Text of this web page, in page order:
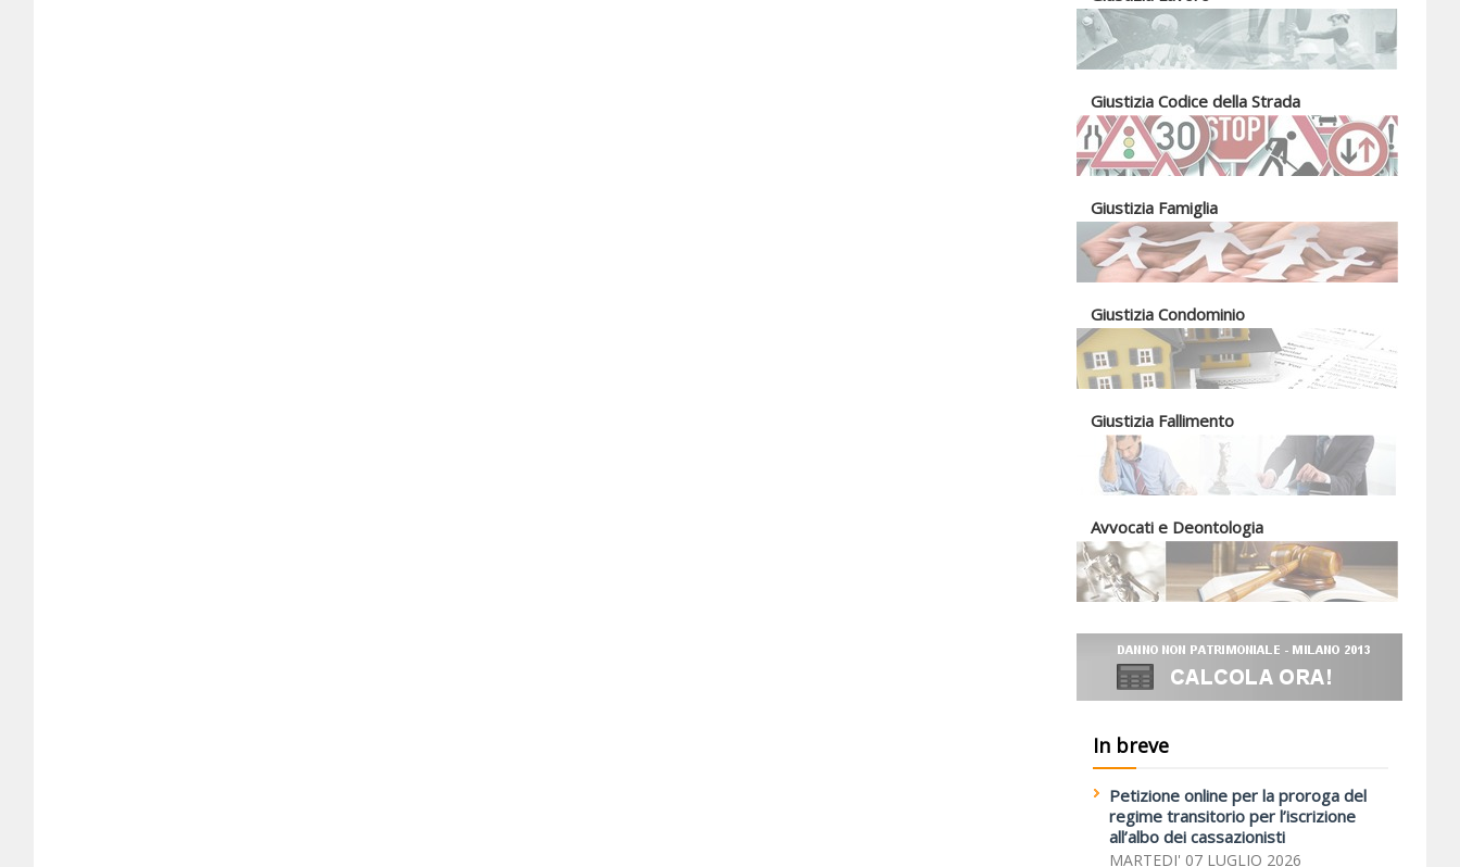
Giustizia Codice della Strada
Giustizia Famiglia
Giustizia Condominio
Giustizia Fallimento
Avvocati e Deontologia
In breve
Petizione online per la proroga del
regime transitorio per l’iscrizione
all’albo dei cassazionisti
MARTEDI' 07 LUGLIO 2026